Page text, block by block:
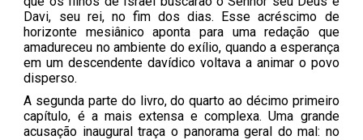
Davi, seu rei, no fim dos dias. Esse acréscimo de
horizonte mesiânico aponta para uma redação que
amadureceu no ambiente do exílio, quando a esperança
em um descendente davídico voltava a animar o povo
disperso.
A segunda parte do livro, do quarto ao décimo primeiro
capítulo, é a mais extensa e complexa. Uma grande
acusação inaugural traça o panorama geral do mal: no